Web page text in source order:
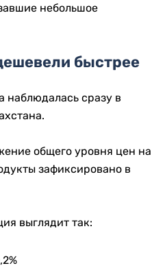
небольшое
быстрее
сразу в
общего уровня цен на
зафиксировано в
выглядит так: